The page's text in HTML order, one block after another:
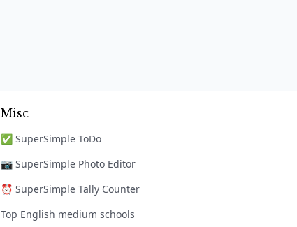
Misc
✅ SuperSimple ToDo
📷 SuperSimple Photo Editor
⏰ SuperSimple Tally Counter
Top English medium schools